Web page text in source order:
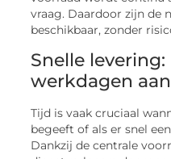
vraag. Daardoor zijn de
beschikbaar, zonder
Snelle
werkdagen
Tijd is vaak cruciaal
begeeft of als er snel
Dankzij de centrale